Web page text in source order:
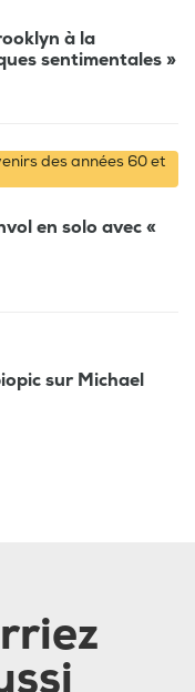
à la
sentimentales »
des années 60 et
en solo avec «
sur Michael